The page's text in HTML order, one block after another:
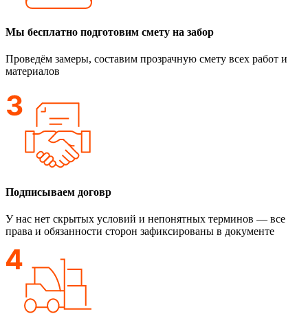
Мы бесплатно подготовим смету на забор
Проведём замеры, составим прозрачную смету всех работ и
материалов
Подписываем договр
У нас нет скрытых условий и непонятных терминов — все
права и обязанности сторон зафиксированы в документе